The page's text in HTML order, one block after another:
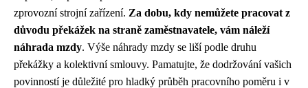
zprovozní strojní zařízení. Za dobu, kdy nemůžete pracovat z
důvodu překážek na straně zaměstnavatele, vám náleží
náhrada mzdy. Výše náhrady mzdy se liší podle druhu
překážky a kolektivní smlouvy. Pamatujte, že dodržování vašich
povinností je důležité pro hladký průběh pracovního poměru i v